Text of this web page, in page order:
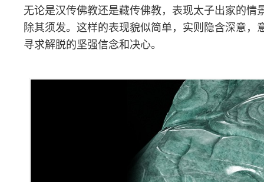
无论是汉传佛教还是藏传佛教，表现太子出家的
除其须发。这样的表现貌似简单，实则隐含深意
寻求解脱的坚强信念和决心。